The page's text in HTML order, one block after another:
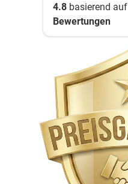
4.8 basierend auf
Bewertungen